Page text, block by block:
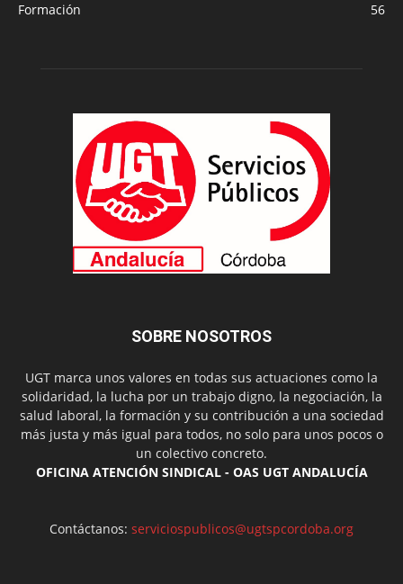
Formación
56
SOBRE NOSOTROS
UGT marca unos valores en todas sus actuaciones como la
solidaridad, la lucha por un trabajo digno, la negociación, la
salud laboral, la formación y su contribución a una sociedad
más justa y más igual para todos, no solo para unos pocos o
un colectivo concreto.
OFICINA ATENCIÓN SINDICAL - OAS UGT ANDALUCÍA
Contáctanos: serviciospublicos@ugtspcordoba.org